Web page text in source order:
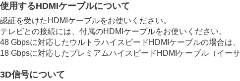
使用するHDMIケーブルについて
認証を受けた HDMI ケーブルをお使いください。
テレビとの接続には、付属のHDMI ケーブルをお使いください。
48 Gbpsに対応したウルトラハイスピード HDMI ケーブルの場合は
18 Gbpsに対応したプレミアムハイスピード HDMI ケーブル（イー
3D信号について